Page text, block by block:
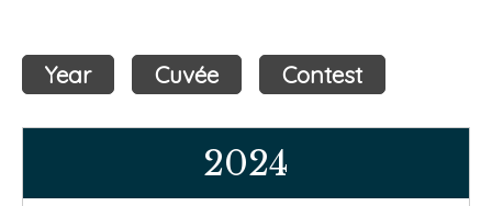
Year Cuvée Contest
2024